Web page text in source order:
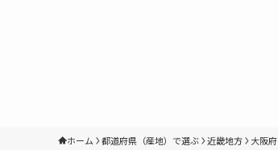
ホーム 都道府県（産地）で選ぶ 近畿地方 大阪府